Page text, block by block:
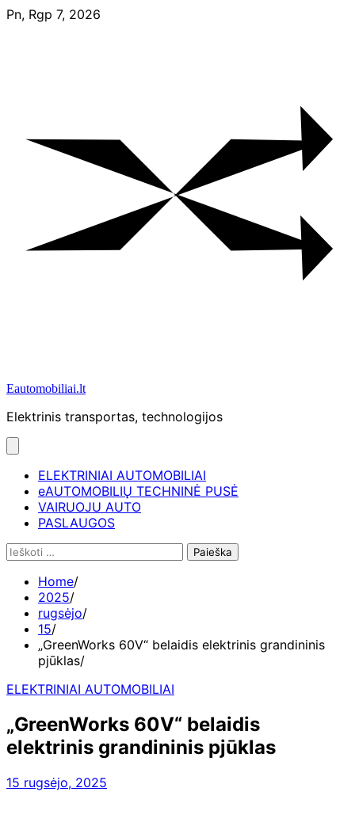
Skip
Pn, Rgp 7, 2026
Eautomobiliai.lt
Elektrinis transportas, technologijos
ELEKTRINIAI AUTOMOBILIAI
eAUTOMOBILIŲ TECHNINĖ PUSĖ
VAIRUOJU AUTO
PASLAUGOS
Ieškoti:
Home
2025
rugsėjo
15
„GreenWorks 60V“ belaidis elektrinis grandininis
pjūklas
ELEKTRINIAI AUTOMOBILIAI
„GreenWorks 60V“ belaidis
elektrinis grandininis pjūklas
15 rugsėjo, 2025